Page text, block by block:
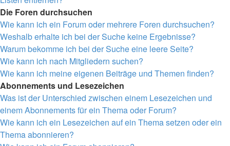
Die Foren durchsuchen
Wie kann ich ein Forum oder mehrere Foren durchsuchen?
Weshalb erhalte ich bei der Suche keine Ergebnisse?
Warum bekomme ich bei der Suche eine leere Seite?
Wie kann ich nach Mitgliedern suchen?
Wie kann ich meine eigenen Beiträge und Themen finden?
Abonnements und Lesezeichen
Was ist der Unterschied zwischen einem Lesezeichen und
einem Abonnements für ein Thema oder Forum?
Wie kann ich ein Lesezeichen auf ein Thema setzen oder ein
Thema abonnieren?